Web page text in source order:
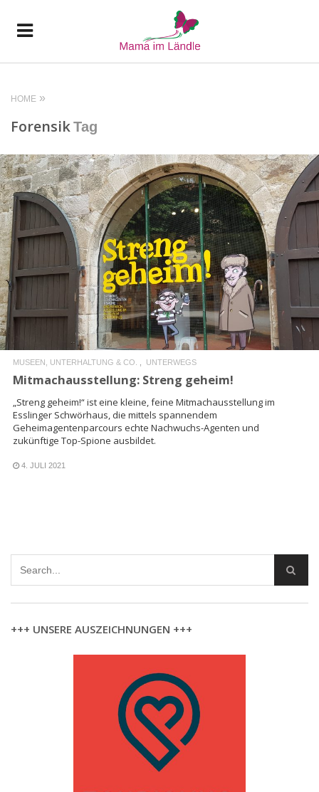
HOME
ForensikTag
READ MORE
MUSEEN, UNTERHALTUNG & CO. UNTERWEGS
Mitmachausstellung: Streng geheim!
„Streng geheim!“ ist eine kleine, feine Mitmachausstellung im
Esslinger Schwörhaus, die mittels spannendem
Geheimagentenparcours echte Nachwuchs-Agenten und
zukünftige Top-Spione ausbildet.
4. JULI 2021
+++ UNSERE AUSZEICHNUNGEN +++